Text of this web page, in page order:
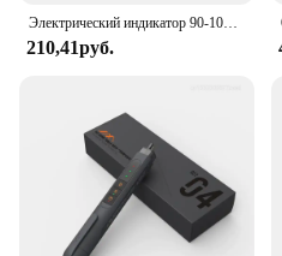
Электрический индикатор 90-1000 В бесконтактная розетка настенная розетка переменного тока тестер датчика детектора напряжения ручка светодиодный светильник AC 110 В-220 в
210,41руб.